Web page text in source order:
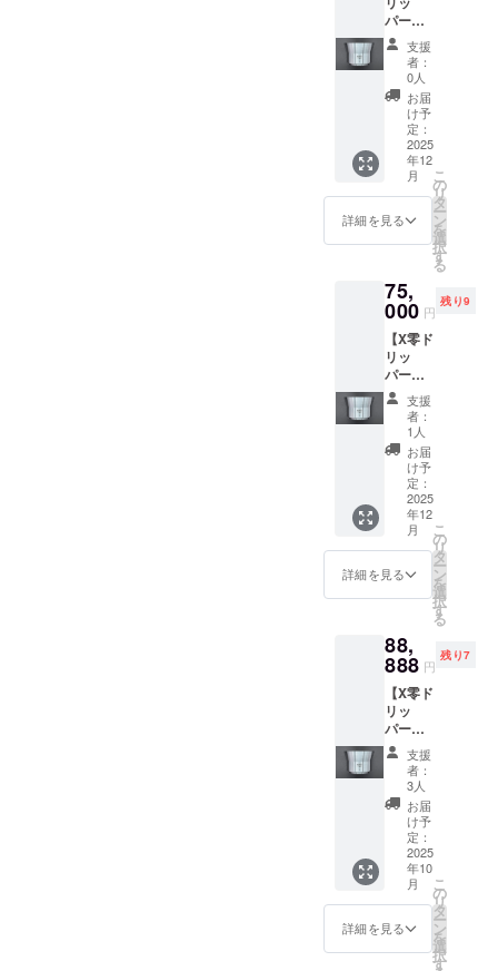
デ
ビュー
記念ス
テッ
カー(小)
・サイ
ズ：
W60×H
80mm
◎備考
欄に以
下のご
記入を
告知
ページ
に掲載
するお
名前 or
ニック
ネーム
※お名前
or ニッ
クネー
ムで
あって
も公序
良俗に
反する
方が相
応しく
た場合
は、掲
載をお
断りす
る場合
がござ
いま
す。予
めご了
承くだ
さい。
を掲載
しま
す。 ・
掲載期
間：
H2Ox零
ビュー
告知
ページ
が存続
する限
り掲載
み／サ
イズ：
小
★H2Ox
デ
ビュー
記念ス
テッ
カー(大)
・サイ
ズ：
W150×
H210m
考欄に
以下の
ご記入
告知
ページ
に掲載
するお
名前 or
ニック
ネーム
※お名前
or ニッ
クネー
ムで
あって
も公序
良俗に
反する
方が相
応しく
パーＡ
タイプ
＋デ
ビュー
告知
ページ
お名前
掲載(小)
＋ス
テッ
カー
(小)】
★X零ド
リッ
Ａタイ
プ：
オール
ヘアラ
イン仕
様 ・数
量
：1点
・サイ
ズ ：
W104×
D104×
H72mm
・重
量
：約
200g ・
(AT-1)
★H2Ox
零のデ
ビュー
告知
ページ
に支援
者様の
お名前
を掲載
しま
す。 ・
掲載期
間：
H2Ox零
デ
ビュー
支援
者：
0人
お届
け予
定：
2025
年12
月
詳細を見る
こ
の
リ
タ
ー
ン
を
選
択
す
る
75,
000 円
残り9
【X零ド
リッ
パーＢ
タイプ
＋デ
ビュー
告知
ページ
お名前
掲載(小)
＋ス
テッ
カー
(小)】
★X零ド
リッ
Ｂタイ
プ：部
分研磨
仕様(天
面＋中
面) ・数
量
：1点
・サイ
ズ ：
W104×
D104×
H72mm
・重
量
：約
200g ・
支援
者：
1人
お届
け予
定：
2025
年12
月
詳細を見る
こ
の
リ
タ
ー
ン
を
選
択
す
る
88,
888 円
残り7
【X零ド
リッ
パー
AorBタ
イプ＋
試作ア
タッチ
メント
＋デ
ビュー
告知
ページ
お名前
掲載(小)
＋ス
テッ
支援
者：
3人
お届
け予
定：
2025
年10
月
詳細を見る
こ
の
リ
タ
ー
ン
を
選
択
す